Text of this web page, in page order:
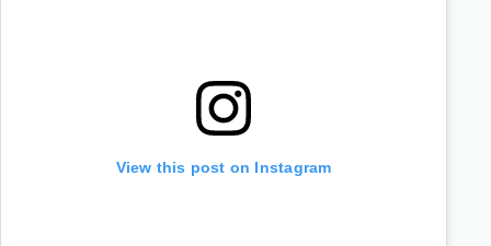
View this post on Instagram